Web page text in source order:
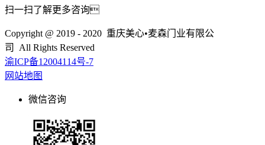
扫一扫了解更多咨询
Copyright @ 2019 - 2020 重庆美心•麦森门业有限公
司 All Rights Reserved
渝ICP备12004114号-7
网站地图
微信咨询